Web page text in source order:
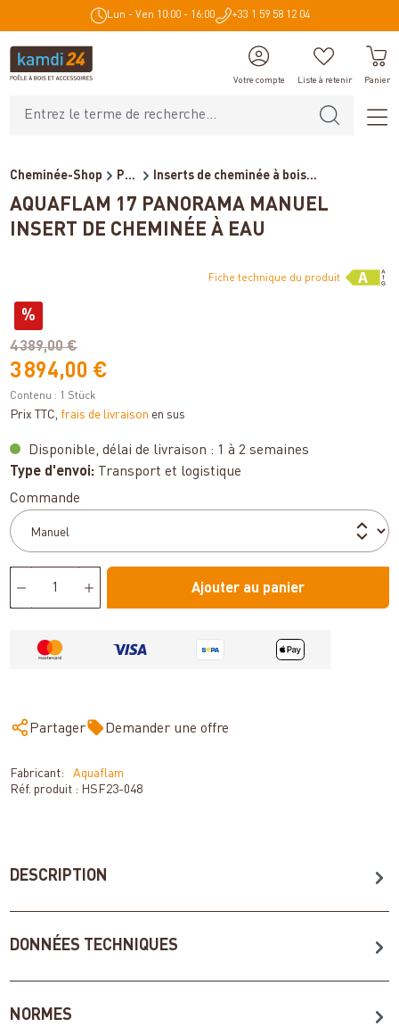
principal Lun - Ven 10:00 - 16:00 +33 1 59 58 12 04
Votre compte Liste à retenir Panier
Cheminée-Shop Poêles et cheminées Inserts de cheminée à bois...
AQUAFLAM 17 PANORAMA MANUEL
INSERT DE CHEMINÉE À EAU
(économie de 15%)
Fiche technique du produit
%
4 389,00 €
3 894,00 €
Contenu : 1 Stück
Prix TTC, frais de livraison en sus
Disponible, délai de livraison : 1 à 2 semaines
Type d'envoi: Transport et logistique
Sélectionnez
Commande
Ajouter au panier
Partager Demander une offre
Fabricant:
Aquaflam
Réf. produit : HSF23-048
DESCRIPTION
DONNÉES TECHNIQUES
NORMES